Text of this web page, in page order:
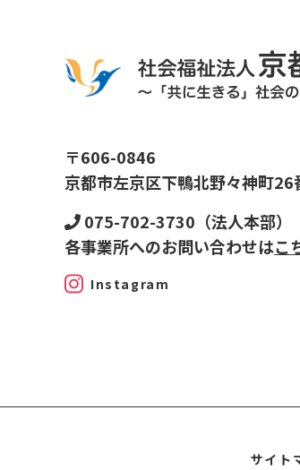
〒606-0846
京都市左京区下鴨北野々神町
075-702-3730（法人本部）
各事業所へのお問い合わせはこ
Instagram
サイト